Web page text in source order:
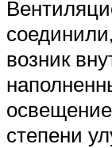
возник
степени